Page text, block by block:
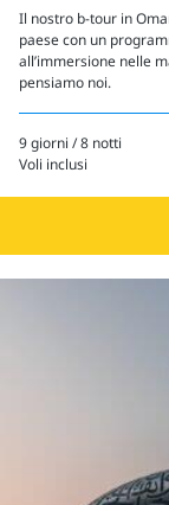
Il nostro b-tour in
paese con un
all’immersione nelle
pensiamo noi.
9 giorni / 8 notti
Voli inclusi